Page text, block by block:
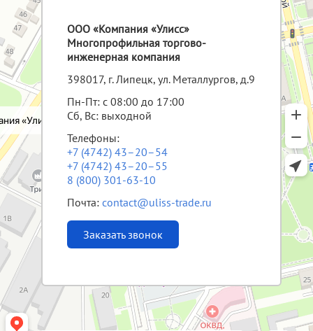
ООО «Компания «Улисс»
Многопрофильная торгово-
инженерная компания
398017, г. Липецк, ул. Металлургов, д.9
Пн-Пт: с 08:00 до 17:00
Сб, Вс: выходной
Телефоны:
+7 (4742) 43–20–54
+7 (4742) 43–20–55
8 (800) 301-63-10
Почта:contact@uliss-trade.ru
Заказать звонок